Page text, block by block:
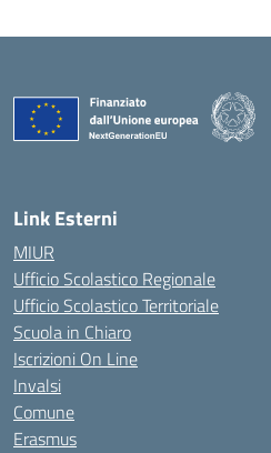
Link Esterni
MIUR
Ufficio Scolastico Regionale
Ufficio Scolastico Territoriale
Scuola in Chiaro
Iscrizioni On Line
Invalsi
Comune
Erasmus